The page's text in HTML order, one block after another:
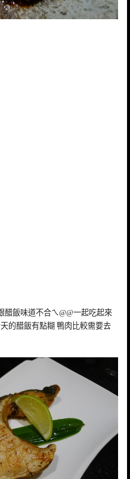
醋飯味道不合ㄟ@@一起吃起來
的醋飯有點糊 鴨肉比較需要去